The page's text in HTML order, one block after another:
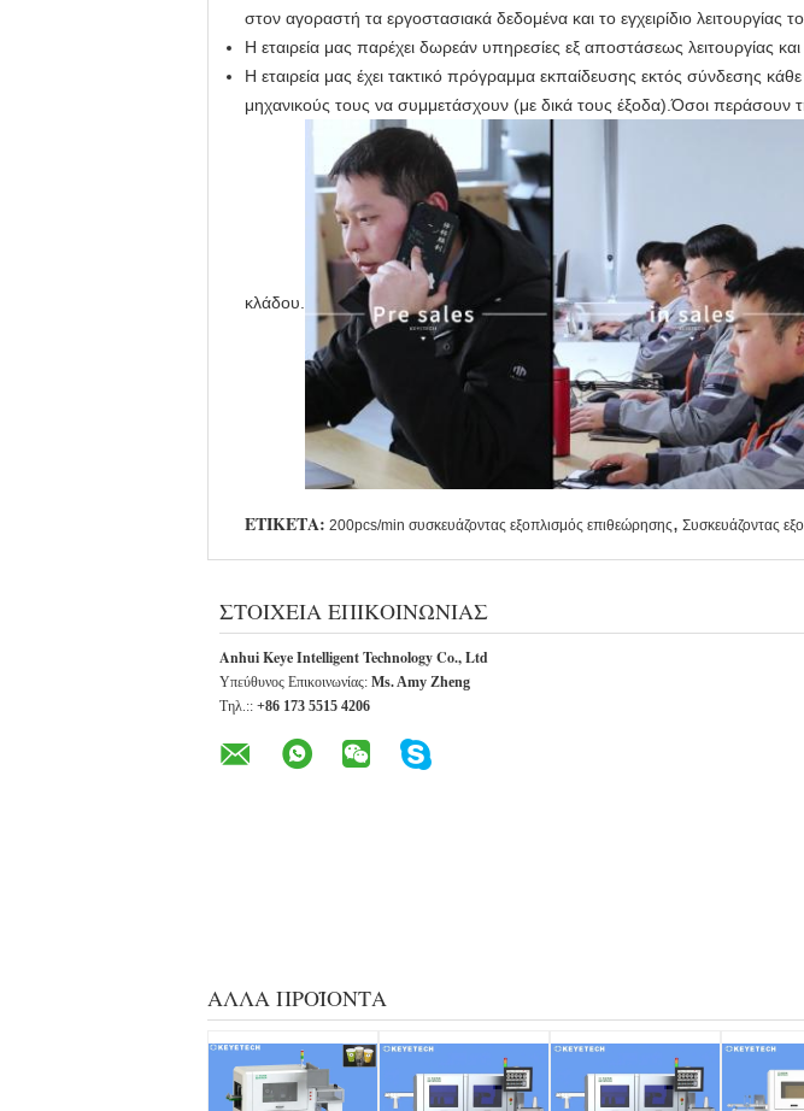
στον αγοραστή τα εργοστασιακά δεδομένα και το εγχειρίδιο λειτουργίας
Η εταιρεία μας παρέχει δωρεάν υπηρεσίες εξ αποστάσεως λειτουργίας
Η εταιρεία μας έχει τακτικό πρόγραμμα εκπαίδευσης εκτός σύνδεσης
μηχανικούς τους να συμμετάσχουν (με δικά τους έξοδα).Όσοι περάσουν
κλάδου.
ΕΤΙΚΈΤΑ: 200pcs/min συσκευάζοντας εξοπλισμός επιθεώρησης, Συσκευάζοντας
ΣΤΟΙΧΕΊΑ ΕΠΙΚΟΙΝΩΝΊΑΣ
Anhui Keye Intelligent Technology Co., Ltd
Υπεύθυνος Επικοινωνίας: Ms. Amy Zheng
Τηλ.:: +86 173 5515 4206
ΆΛΛΑ ΠΡΟΪΌΝΤΑ